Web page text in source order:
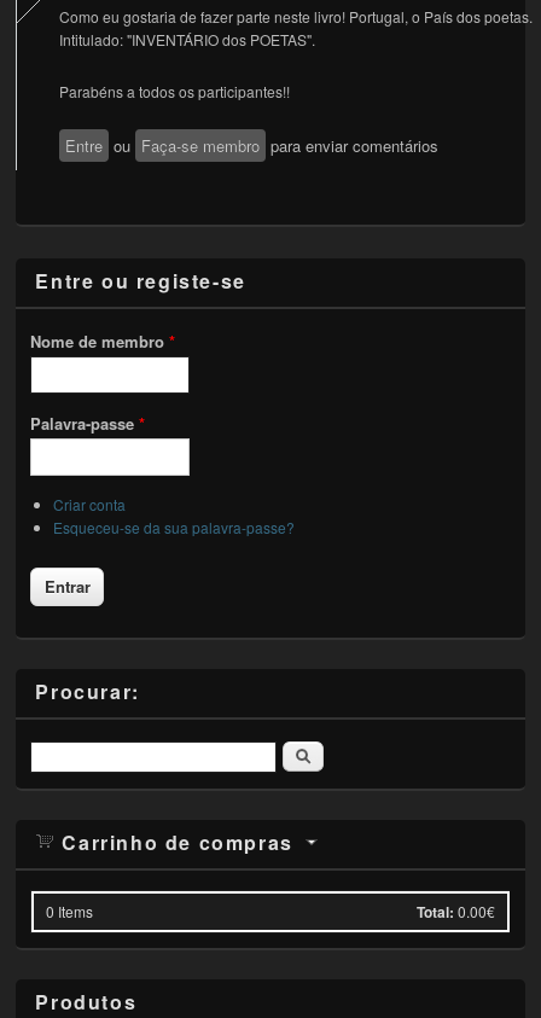
Como eu gostaria de fazer parte neste livro! Portugal, o País dos poetas.
Intitulado: "INVENTÁRIO dos POETAS".
Parabéns a todos os participantes!!
Entre ou Faça-se membro para enviar comentários
Entre ou registe-se
Nome de membro*
Palavra-passe*
Criar conta
Esqueceu-se da sua palavra-passe?
Procurar:
Pesquisar
Carrinho de compras
0 Items Total: 0.00€
Produtos